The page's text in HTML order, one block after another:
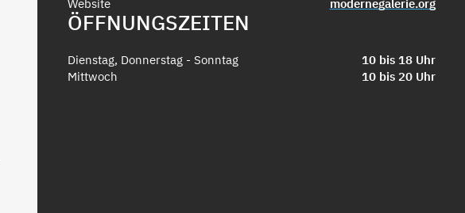
Website
modernegalerie.org
ÖFFNUNGSZEITEN
Dienstag, Donnerstag - Sonntag
10 bis 18 Uhr
Mittwoch
10 bis 20 Uhr